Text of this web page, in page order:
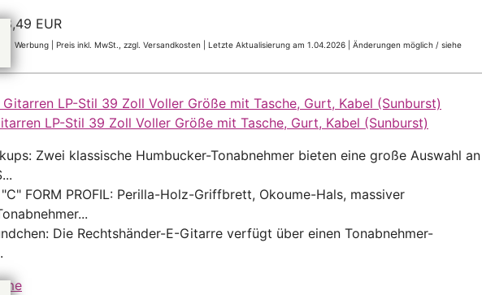
EUR
Werbung | Preis inkl. MwSt., zzgl. Versandkosten | Letzte Aktualisierung am 1.04.2026 | Änderungen möglich / siehe
LP-Stil 39 Zoll Voller Größe mit Tasche, Gurt, Kabel (Sunburst)
Zwei klassische Humbucker-Tonabnehmer bieten eine große Auswahl an
"C" FORM PROFIL: Perilla-Holz-Griffbrett, Okoume-Hals, massiver
Die Rechtshänder-E-Gitarre verfügt über einen Tonabnehmer-